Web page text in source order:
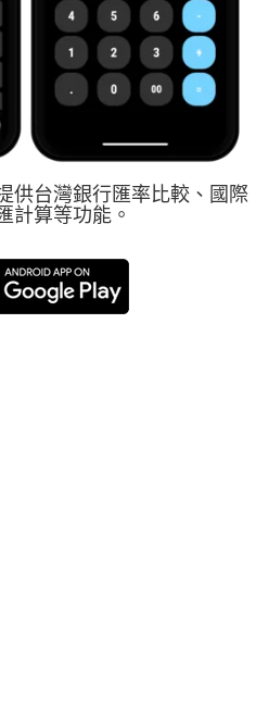
供台灣銀行匯率比較、國際
計算等功能。